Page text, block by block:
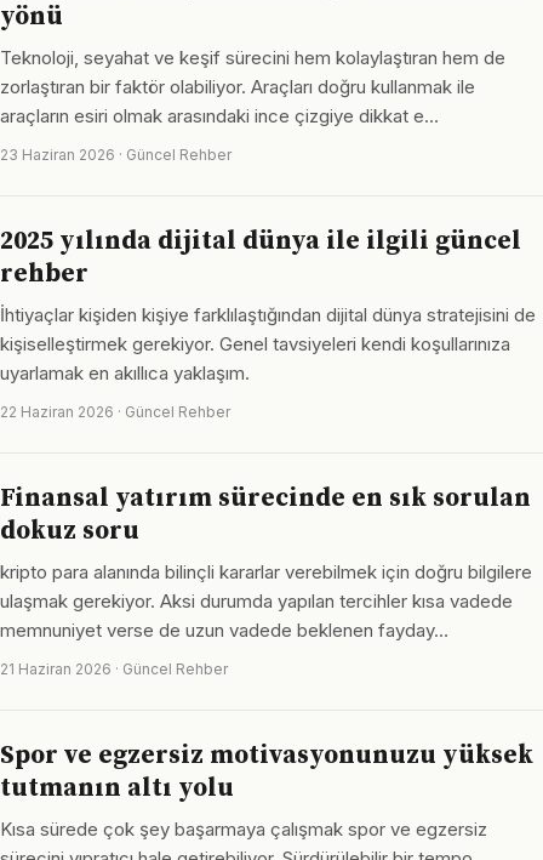
yönü
Teknoloji, seyahat ve keşif sürecini hem kolaylaştıran hem de
zorlaştıran bir faktör olabiliyor. Araçları doğru kullanmak ile
araçların esiri olmak arasındaki ince çizgiye dikkat e…
23 Haziran 2026 · Güncel Rehber
2025 yılında dijital dünya ile ilgili güncel
rehber
İhtiyaçlar kişiden kişiye farklılaştığından dijital dünya stratejisini de
kişiselleştirmek gerekiyor. Genel tavsiyeleri kendi koşullarınıza
uyarlamak en akıllıca yaklaşım.
22 Haziran 2026 · Güncel Rehber
Finansal yatırım sürecinde en sık sorulan
dokuz soru
kripto para alanında bilinçli kararlar verebilmek için doğru bilgilere
ulaşmak gerekiyor. Aksi durumda yapılan tercihler kısa vadede
memnuniyet verse de uzun vadede beklenen fayday…
21 Haziran 2026 · Güncel Rehber
Spor ve egzersiz motivasyonunuzu yüksek
tutmanın altı yolu
Kısa sürede çok şey başarmaya çalışmak spor ve egzersiz